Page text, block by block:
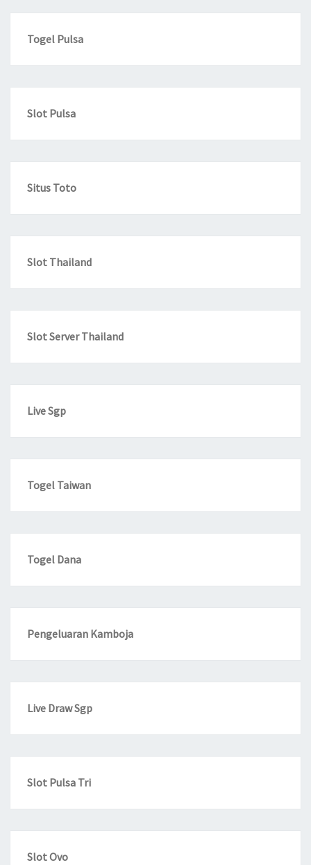
Togel Pulsa
Slot Pulsa
Situs Toto
Slot Thailand
Slot Server Thailand
Live Sgp
Togel Taiwan
Togel Dana
Pengeluaran Kamboja
Live Draw Sgp
Slot Pulsa Tri
Slot Ovo